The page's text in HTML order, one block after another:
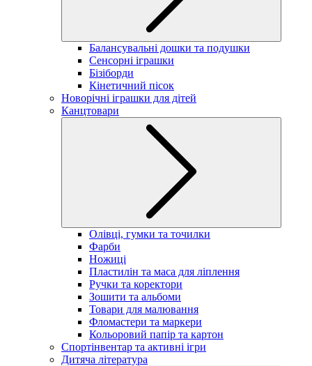
Балансувальні дошки та подушки
Сенсорні іграшки
Бізіборди
Кінетичний пісок
Новорічні іграшки для дітей
Канцтовари
Олівці, гумки та точилки
Фарби
Ножиці
Пластилін та маса для ліплення
Ручки та коректори
Зошити та альбоми
Товари для малювання
Фломастери та маркери
Кольоровий папір та картон
Спортінвентар та активні ігри
Дитяча література